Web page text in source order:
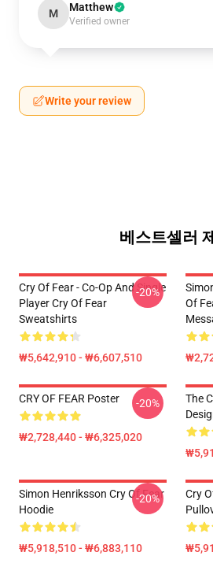
M Matthew
Verified owner
Write your review
베스트셀러
Cry Of Fear - Co-Op And Single
Player Cry Of Fear
Sweatshirts
₩5,642,910 - ₩6,607,510
-20%
Of
CRY OF FEAR Poster
₩2,728,440 - ₩6,325,020
-20%
The
Simon Henriksson Cry Of Fear
Hoodie
₩5,918,510 - ₩6,883,110
-20%
Cry